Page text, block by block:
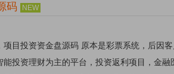
码 NEW
目投资资金盘源码 原本是彩票系统，后因
投资理财为主的平台，投资返利项目，金融